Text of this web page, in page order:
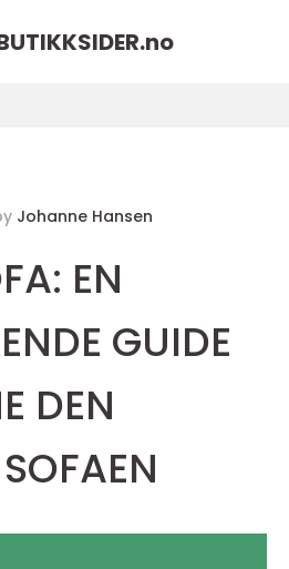
no
Johanne Hansen
EN
GUIDE
DEN